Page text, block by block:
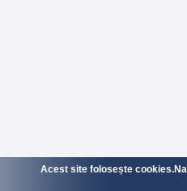
Acest site folosește